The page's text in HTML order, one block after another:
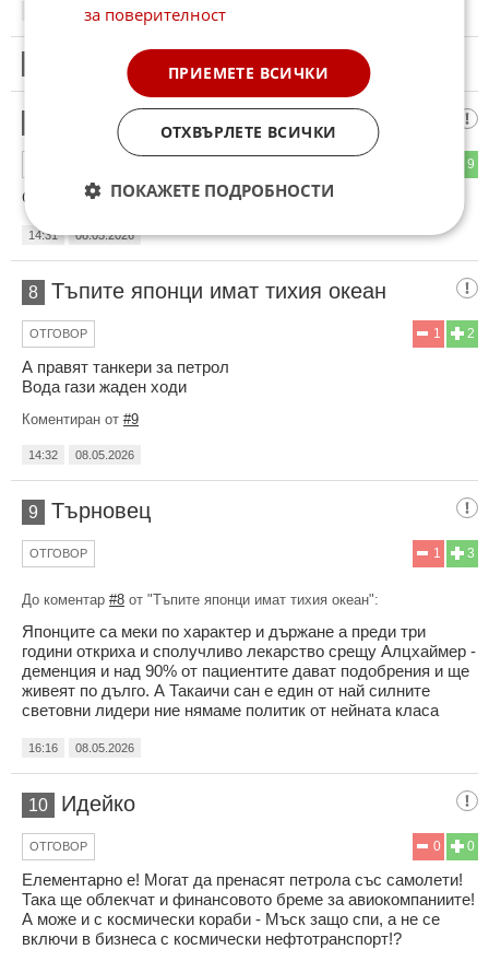
08.05.2026
Този коментар е премахнат от модератор.
Япония си внася петрол
9
От Русия -последния е танкера Voyager.
14:31 08.05.2026
8 Тъпите японци имат тихия океан
2
1
ОТГОВОР
А правят танкери за петрол
Вода гази жаден ходи
Коментиран от #9
14:32 08.05.2026
9 Търновец
3
1
ОТГОВОР
До коментар #8 от "Тъпите японци имат тихия океан":
Японците са меки по характер и държане а преди три
години откриха и сполучливо лекарство срещу Алцхаймер -
деменция и над 90% от пациентите дават подобрения и ще
живеят по дълго. А Такаичи сан е един от най силните
световни лидери ние нямаме политик от нейната класа
16:16 08.05.2026
10 Идейко
0
0
ОТГОВОР
Елементарно е! Могат да пренасят петрола със самолети!
Така ще облекчат и финансовото бреме за авиокомпаниите!
А може и с космически кораби - Мъск защо спи, а не се
включи в бизнеса с космически нефтотранспорт!?
за поверителност
ПРИЕМЕТЕ ВСИЧКИ
ОТХВЪРЛЕТЕ ВСИЧКИ
ПОКАЖЕТЕ ПОДРОБНОСТИ